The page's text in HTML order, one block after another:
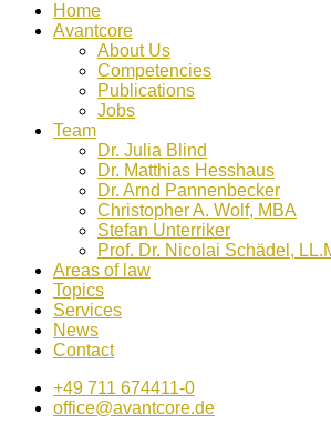
Home
Avantcore
About Us
Competencies
Publications
Jobs
Team
Dr. Julia Blind
Dr. Matthias Hesshaus
Dr. Arnd Pannenbecker
Christopher A. Wolf, MBA
Stefan Unterriker
Prof. Dr. Nicolai Schädel,
Areas of law
Topics
Services
News
Contact
+49 711 674411-0
office@avantcore.de